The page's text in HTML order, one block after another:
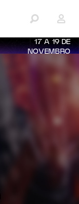
17 A 19 DE
NOVEMBRO